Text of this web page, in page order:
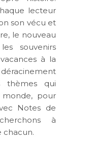
lecteur
son vécu et
le nouveau
souvenirs
à la
thèmes qui
pour
Notes de
à
chacun.